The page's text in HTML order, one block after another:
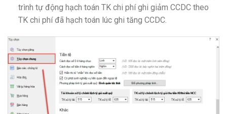
trình tự động hạch toán TK chi phí ghi giảm CCDC theo
TK chi phí đã hạch toán lúc ghi tăng CCDC.